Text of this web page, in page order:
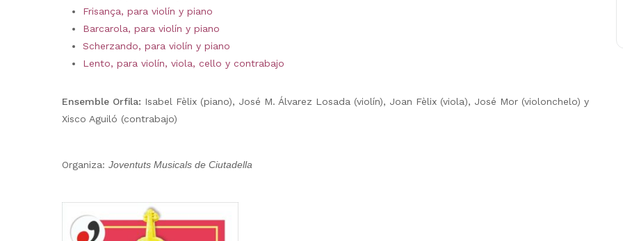
Frisança, para violín y piano
Barcarola, para violín y piano
Scherzando, para violín y piano
Lento, para violín, viola, cello y contrabajo
Ensemble Orfila: Isabel Fèlix (piano), José M. Álvarez Losada (violín), Joan Fèlix (viola), José Mor (violonchelo) y
Xisco Aguiló (contrabajo)
Organiza: Joventuts Musicals de Ciutadella